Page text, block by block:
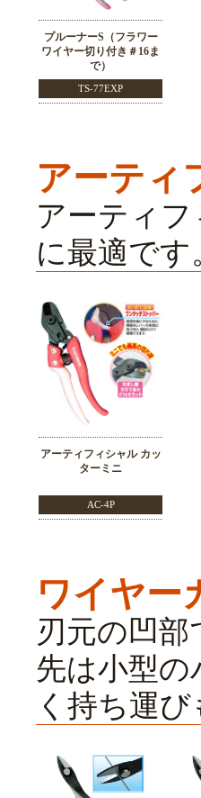
プルーナーS（フラワー
ワイヤー切り付き＃16ま
で）
TS-77EXP
アーティ
アーティ
に最適です
アーティフィシャル カッ
ターミニ
AC-4P
ワイヤー
刃元の凹
先は小型
く持ち運び